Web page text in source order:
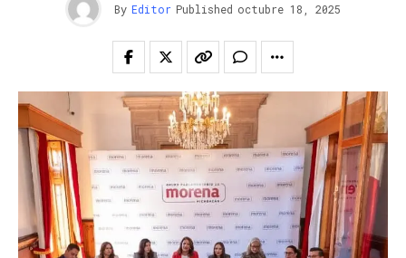
By Editor Published octubre 18, 2025